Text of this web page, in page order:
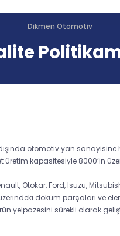
Dikmen Otomotiv
otomotiv yan
üretim kapasitesiyle 8000’in
Otokar, Ford, Isuzu,
döküm parçaları ve
yelpazesini sürekli olarak